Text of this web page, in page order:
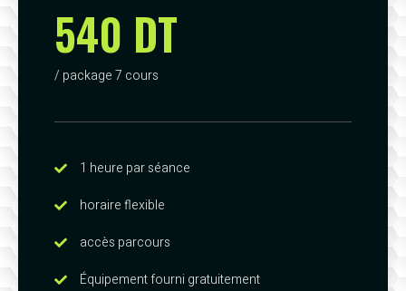
540 DT
/ package 7 cours
1 heure par séance
horaire flexible
accès parcours
Équipement fourni gratuitement